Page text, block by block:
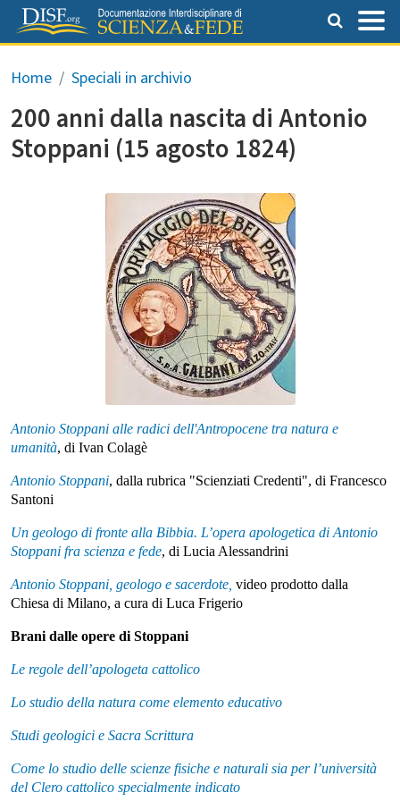
Salta al contenuto principale
Briciole di pane
Home Speciali in archivio
200 anni dalla nascita di Antonio
Stoppani (15 agosto 1824)
Antonio Stoppani alle radici dell'Antropocene tra natura e
umanità, di Ivan Colagè
Antonio Stoppani, dalla rubrica "Scienziati Credenti", di Francesco
Santoni
Un geologo di fronte alla Bibbia. L’opera apologetica di Antonio
Stoppani fra scienza e fede, di Lucia Alessandrini
Antonio Stoppani, geologo e sacerdote, video prodotto dalla
Chiesa di Milano, a cura di Luca Frigerio
Brani dalle opere di Stoppani
Le regole dell’apologeta cattolico
Lo studio della natura come elemento educativo
Studi geologici e Sacra Scrittura
Come lo studio delle scienze fisiche e naturali sia per l’università
del Clero cattolico specialmente indicato